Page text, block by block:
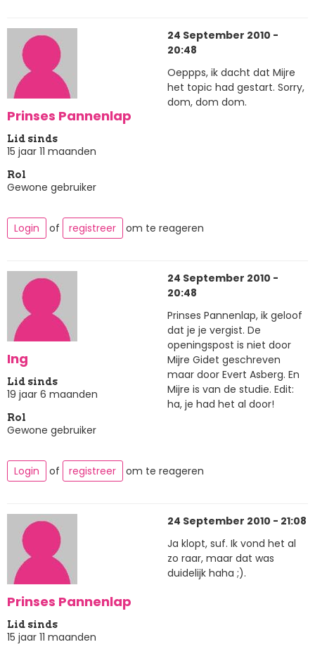
Prinses Pannenlap
Lid sinds
15 jaar 11 maanden
Rol
Gewone gebruiker
24 September 2010 -
20:48
Oeppps, ik dacht dat Mijre
het topic had gestart. Sorry,
dom, dom dom.
Login of registreer om te reageren
Ing
Lid sinds
19 jaar 6 maanden
Rol
Gewone gebruiker
24 September 2010 -
20:48
Prinses Pannenlap, ik geloof
dat je je vergist. De
openingspost is niet door
Mijre Gidet geschreven
maar door Evert Asberg. En
Mijre is van de studie. Edit:
ha, je had het al door!
Login of registreer om te reageren
Prinses Pannenlap
Lid sinds
15 jaar 11 maanden
24 September 2010 - 21:08
Ja klopt, suf. Ik vond het al
zo raar, maar dat was
duidelijk haha ;).